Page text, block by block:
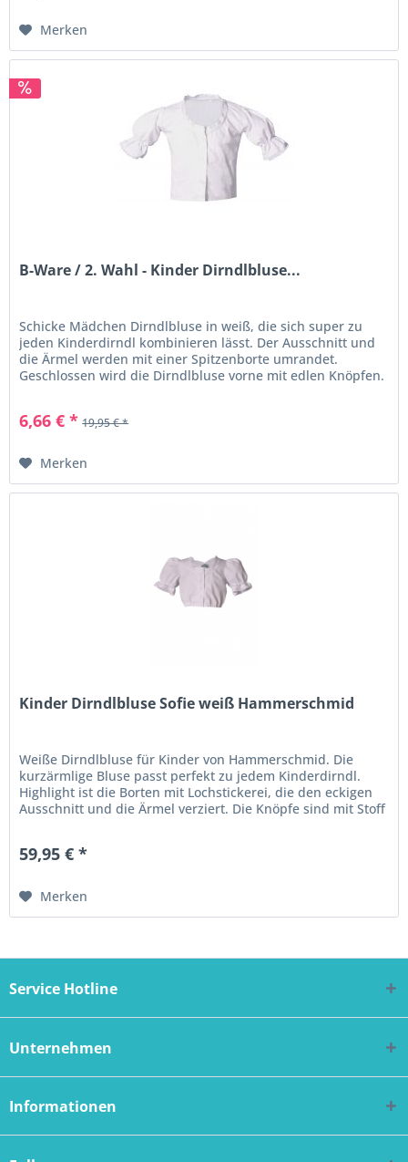
Merken
B-Ware / 2. Wahl - Kinder Dirndlbluse...
Schicke Mädchen Dirndlbluse in weiß, die sich super zu
jeden Kinderdirndl kombinieren lässt. Der Ausschnitt und
die Ärmel werden mit einer Spitzenborte umrandet.
Geschlossen wird die Dirndlbluse vorne mit edlen Knöpfen.
6,66 € * 19,95 € *
Merken
Kinder Dirndlbluse Sofie weiß Hammerschmid
Weiße Dirndlbluse für Kinder von Hammerschmid. Die
kurzärmlige Bluse passt perfekt zu jedem Kinderdirndl.
Highlight ist die Borten mit Lochstickerei, die den eckigen
Ausschnitt und die Ärmel verziert. Die Knöpfe sind mit Stoff
59,95 € *
Merken
Service Hotline
Unternehmen
Informationen